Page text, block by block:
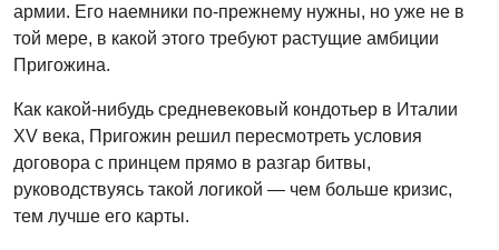
армии. Его наемники по-прежнему нужны, но уже не в
той мере, в какой этого требуют растущие амбиции
Пригожина.
Как какой-нибудь средневековый кондотьер в Италии
XV века, Пригожин решил пересмотреть условия
договора с принцем прямо в разгар битвы,
руководствуясь такой логикой — чем больше кризис,
тем лучше его карты.